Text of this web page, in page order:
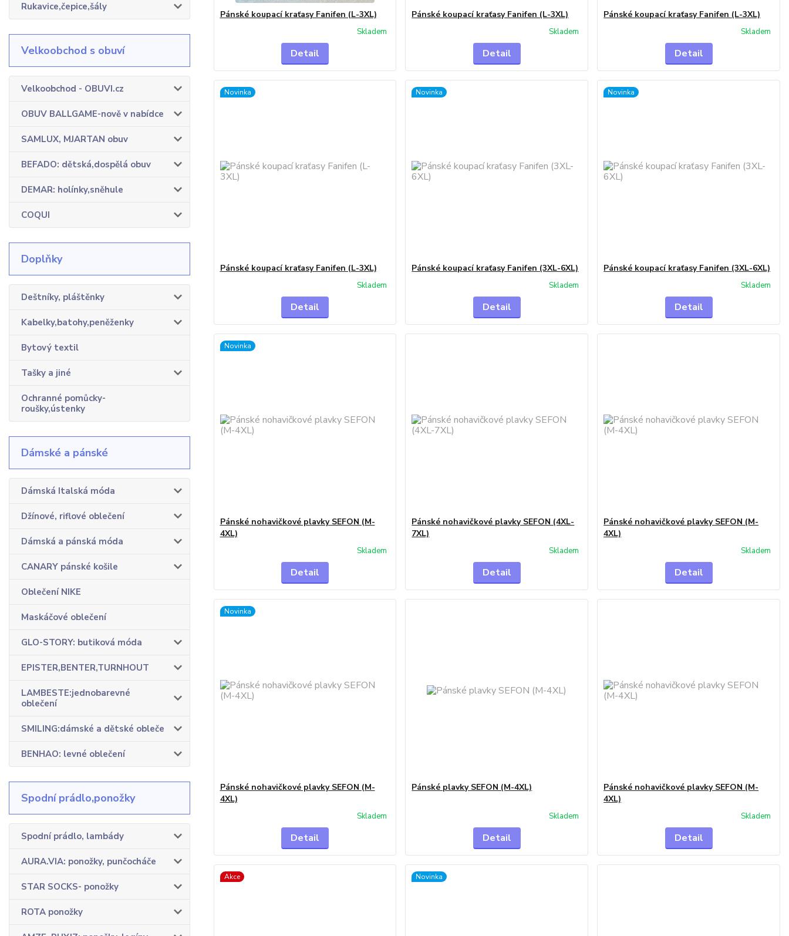
Rukavice,čepice,šály
Velkoobchod s obuví
Velkoobchod - OBUVI.cz
OBUV BALLGAME-nově v nabídce
SAMLUX, MJARTAN obuv
BEFADO: dětská,dospělá obuv
DEMAR: holínky,sněhule
COQUI
Doplňky
Deštníky, pláštěnky
Kabelky,batohy,peněženky
Bytový textil
Tašky a jiné
Ochranné pomůcky-
roušky,ústenky
Dámské a pánské
Dámská Italská móda
Džínové, riflové oblečení
Dámská a pánská móda
CANARY pánské košile
Oblečení NIKE
Maskáčové oblečení
GLO-STORY: butiková móda
EPISTER,BENTER,TURNHOUT
LAMBESTE:jednobarevné
oblečení
SMILING:dámské a dětské obleče
BENHAO: levné oblečení
Spodní prádlo,ponožky
Spodní prádlo, lambády
AURA.VIA: ponožky, punčocháče
STAR SOCKS- ponožky
ROTA ponožky
Pánské koupací kraťasy Fanifen (L-3XL)
Skladem
Detail
Pánské koupací kraťasy Fanifen (L-3XL)
Skladem
Detail
Pánské koupací kraťasy Fanifen (L-3XL)
Skladem
Detail
Novinka
Pánské koupací kraťasy Fanifen (L-3XL)
Skladem
Detail
Novinka
Pánské koupací kraťasy Fanifen (3XL-6XL)
Skladem
Detail
Novinka
Pánské koupací kraťasy Fanifen (3XL-6XL)
Skladem
Detail
Novinka
Pánské nohavičkové plavky SEFON (M-
4XL)
Skladem
Detail
Pánské nohavičkové plavky SEFON (4XL-
7XL)
Skladem
Detail
Pánské nohavičkové plavky SEFON (M-
4XL)
Skladem
Detail
Novinka
Pánské nohavičkové plavky SEFON (M-
4XL)
Skladem
Detail
Pánské plavky SEFON (M-4XL)
Skladem
Detail
Pánské nohavičkové plavky SEFON (M-
4XL)
Skladem
Detail
Akce Novinka